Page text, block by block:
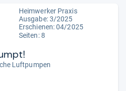
Heimwerker Praxis
Ausgabe: 3/2025
Erschienen: 04/2025
Seiten: 8
Luftpumpen